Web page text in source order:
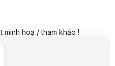
ECC Registered - Cũ đẹp (Tray)
PCIe NVMe Gen3 x4 - Cũ đẹp
minh hoạ / tham khảo !